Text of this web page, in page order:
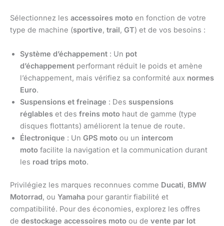
Sélectionnez les accessoires moto en fonction de votre
type de machine (sportive, trail, GT) et de vos besoins :
Système d’échappement : Un pot
d’échappement performant réduit le poids et amène
l’échappement, mais vérifiez sa conformité aux normes
Euro.
Suspensions et freinage : Des suspensions
réglables et des freins moto haut de gamme (type
disques flottants) améliorent la tenue de route.
Électronique : Un GPS moto ou un intercom
moto facilite la navigation et la communication durant
les road trips moto.
Privilégiez les marques reconnues comme Ducati, BMW
Motorrad, ou Yamaha pour garantir fiabilité et
compatibilité. Pour des économies, explorez les offres
de destockage accessoires moto ou de vente par lot